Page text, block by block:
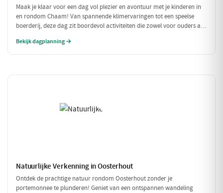
Maak je klaar voor een dag vol plezier en avontuur met je kinderen in
en rondom Chaam! Van spannende klimervaringen tot een speelse
boerderij, deze dag zit boordevol activiteiten die zowel voor ouders als
gezellige eetgelegenheden!
Bekijk dagplanning →
Natuurlijke Verkenning in Oosterhout
Ontdek de prachtige natuur rondom Oosterhout zonder je
portemonnee te plunderen! Geniet van een ontspannen wandeling